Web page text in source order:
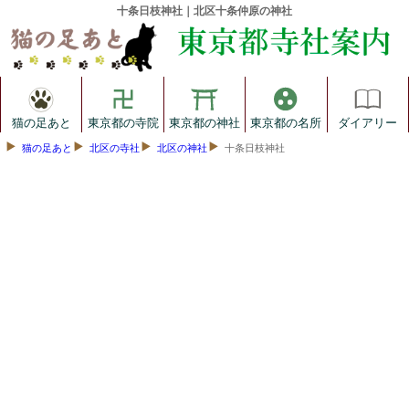
十条日枝神社｜北区十条仲原の神社
猫の足あと 東京都の寺院 東京都の神社 東京都の名所 ダイアリー
猫の足あと 北区の寺社 北区の神社 十条日枝神社